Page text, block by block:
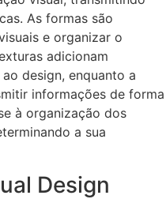
As formas são
e organizar o
adicionam
design, enquanto a
informações de forma
à organização dos
a sua
Design